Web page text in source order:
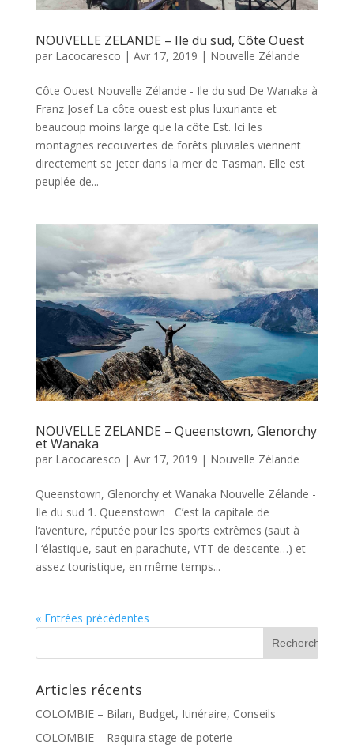
NOUVELLE ZELANDE – Ile du sud, Côte Ouest
par Lacocaresco | Avr 17, 2019 | Nouvelle Zélande
Côte Ouest Nouvelle Zélande - Ile du sud De Wanaka à
Franz Josef La côte ouest est plus luxuriante et
beaucoup moins large que la côte Est. Ici les
montagnes recouvertes de forêts pluviales viennent
directement se jeter dans la mer de Tasman. Elle est
peuplée de...
NOUVELLE ZELANDE – Queenstown, Glenorchy
et Wanaka
par Lacocaresco | Avr 17, 2019 | Nouvelle Zélande
Queenstown, Glenorchy et Wanaka Nouvelle Zélande -
Ile du sud 1. Queenstown C’est la capitale de
l‘aventure, réputée pour les sports extrêmes (saut à
l ‘élastique, saut en parachute, VTT de descente…) et
assez touristique, en même temps...
« Entrées précédentes
Articles récents
COLOMBIE – Bilan, Budget, Itinéraire, Conseils
COLOMBIE – Raquira stage de poterie